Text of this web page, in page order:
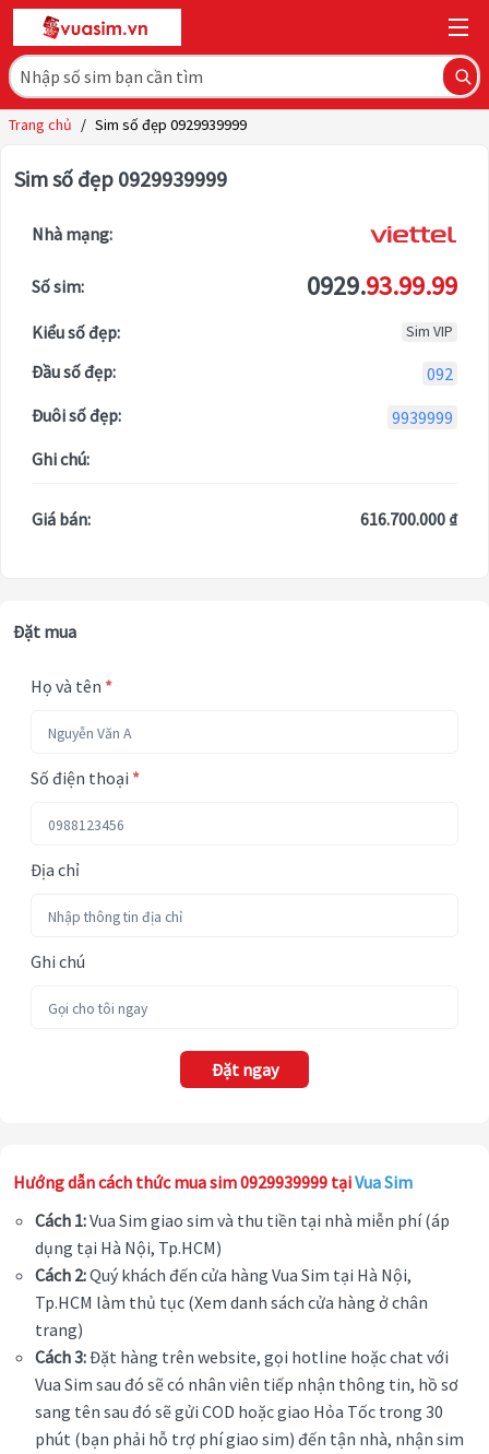
Trang chủ / Sim số đẹp 0929939999
Sim số đẹp 0929939999
Nhà mạng:
Số sim: 0929.93.99.99
Kiểu số đẹp: Sim VIP
Đầu số đẹp:
092
Đuôi số đẹp:
9939999
Ghi chú:
Giá bán: 616.700.000 ₫
Đặt mua
Họ và tên *
Số điện thoại *
Địa chỉ
Ghi chú
Đặt ngay
Hướng dẫn cách thức mua sim 0929939999 tạiVua Sim
Cách 1:Vua Sim giao sim và thu tiền tại nhà miễn phí (áp
dụng tại Hà Nội, Tp.HCM)
Cách 2:Quý khách đến cửa hàng Vua Sim tại Hà Nội,
Tp.HCM làm thủ tục (Xem danh sách cửa hàng ở chân
trang)
Cách 3:Đặt hàng trên website, gọi hotline hoặc chat với
Vua Sim sau đó sẽ có nhân viên tiếp nhận thông tin, hồ sơ
sang tên sau đó sẽ gửi COD hoặc giao Hỏa Tốc trong 30
phút (bạn phải hỗ trợ phí giao sim) đến tận nhà, nhận sim